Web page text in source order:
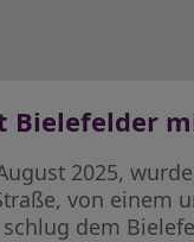
2025,
von einem
schlug dem